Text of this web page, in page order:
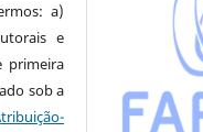
a)
e
primeira
sob a